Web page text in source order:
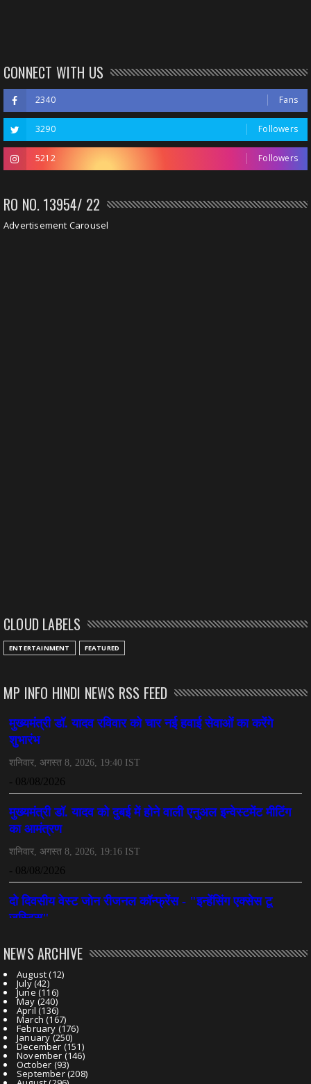
CONNECT WITH US
2340 Fans
3290 Followers
5212 Followers
RO NO. 13954/ 22
Advertisement Carousel
CLOUD LABELS
ENTERTAINMENT FEATURED
MP INFO HINDI NEWS RSS FEED
NEWS ARCHIVE
August(12)
July(42)
June(116)
May (240)
April (136)
March (167)
February (176)
January(250)
December (151)
November (146)
October (93)
September(208)